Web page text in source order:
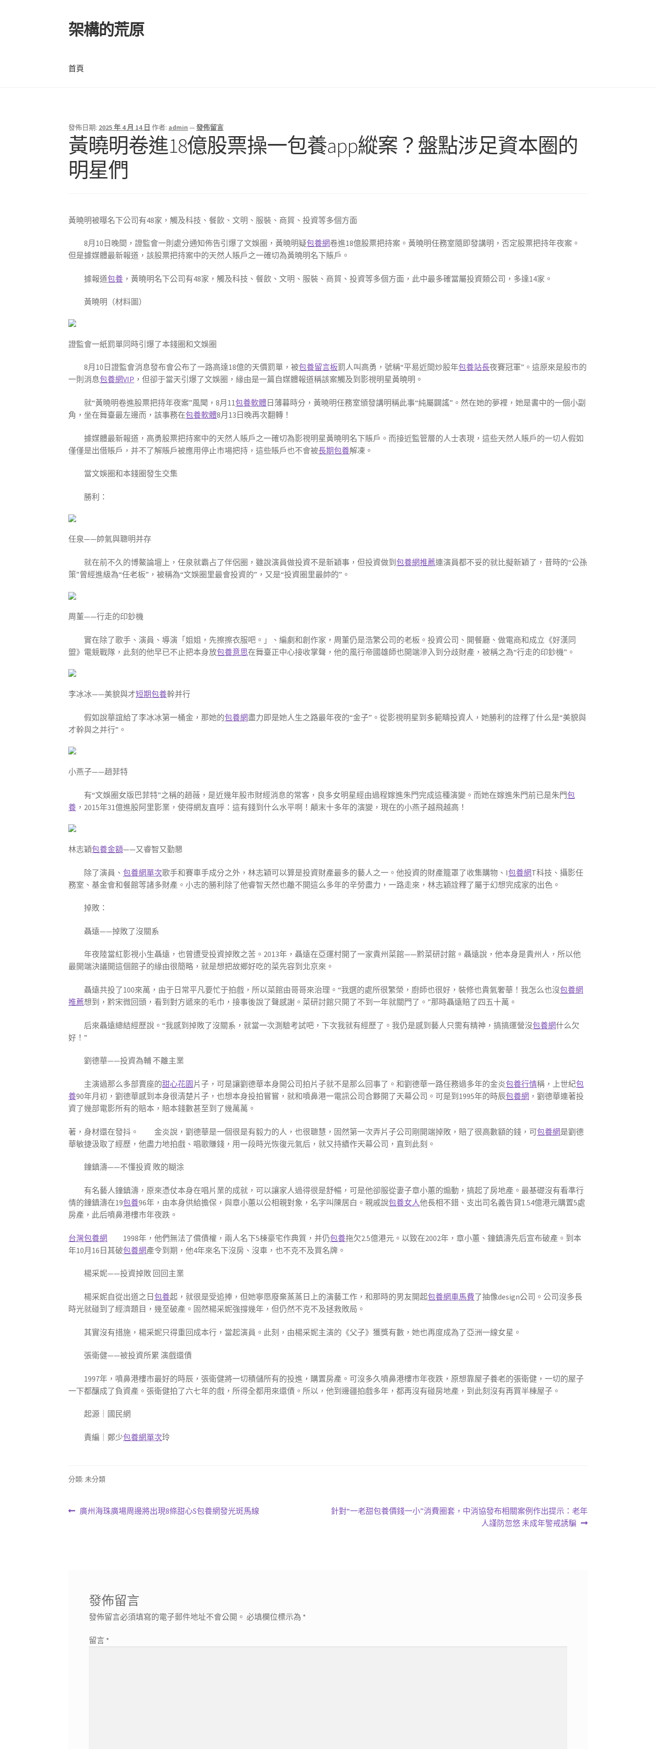
跳
至
覽
列
跳
至
要
內
架構的荒原
首頁
發佈日期: 2025 年 4 月 14 日 作者: admin —發佈留言
黃曉明卷進18億股票操一包養app縱案？盤點涉足資本圈的
明星們
黃曉明被曝名下公司有48家，觸及科技、餐飲、文明、服裝、商貿、投資等多個方面
8月10日晚間，證監會一則處分通知佈告引爆了文娛圈，黃曉明疑包養網卷進18億股票把持案。黃曉明任務室隨即發講明，否定股票把持年夜案。
但是據媒體最新報道，該股票把持案中的天然人賬戶之一確切為黃曉明名下賬戶。
據報道包養 ，黃曉明名下公司有48家，觸及科技、餐飲、文明、服裝、商貿、投資等多個方面，此中最多確當屬投資類公司，多達14家。
黃曉明（材料圖）
證監會一紙罰單同時引爆了本錢圈和文娛圈
8月10日證監會消息發布會公布了一路高達18億的天價罰單，被包養留言板罰人叫高勇，號稱“平易近間炒股年包養站長夜賽冠軍”。這原來是股市的
一則消息包養網VIP ，但卻于當天引爆了文娛圈，緣由是一篇自媒體報道稱該案觸及到影視明星黃曉明。
就“黃曉明卷進股票把持年夜案”風聞，8月11包養軟體 日薄暮時分，黃曉明任務室頒發講明稱此事“純屬闢謠”。然在她的夢裡，她是書中的一個小副
角，坐在舞臺最左邊而，該事務在包養軟體8月13日晚再次翻轉！
據媒體最新報道，高勇股票把持案中的天然人賬戶之一確切為影視明星黃曉明名下賬戶。而接近監管層的人士表現，這些天然人賬戶的一切人假如
僅僅是出借賬戶，并不了解賬戶被應用停止市場把持，這些賬戶也不會被長期包養解凍。
當文娛圈和本錢圈發生交集
勝利：
任泉——帥氣與聰明并存
就在前不久的博鰲論壇上，任泉就霸占了伴侶圈，雖說演員做投資不是新穎事，但投資做到包養網推薦連演員都不妥的就比擬新穎了，昔時的“公孫
策”曾經進級為“任老板”，被稱為“文娛圈里最會投資的”，又是“投資圈里最帥的”。
周董——行走的印鈔機
實在除了歌手、演員、導演「姐姐，先擦擦衣服吧。」、編劇和創作家，周董仍是浩繁公司的老板。投資公司、開餐廳、做電商和成立《好漢同
盟》電競戰隊，此刻的他早已不止把本身放包養意思在舞臺正中心接收掌聲，他的風行帝國雄師也開端滲入到分歧財產，被稱之為“行走的印鈔機”。
李冰冰——美貌與才短期包養幹并行
假如說華誼給了李冰冰第一桶金，那她的包養網盡力即是她人生之路最年夜的“金子”。從影視明星到多範疇投資人，她勝利的詮釋了什么是“美貌與
才幹與之并行”。
小燕子——趙菲特
有“文娛圈女版巴菲特”之稱的趙薇，是近幾年股市財經消息的常客，良多女明星經由過程嫁進朱門完成這種演變。而她在嫁進朱門前已是朱門包
養 ，2015年31億進股阿里影業，使得網友直呼：這有錢到什么水平啊！顛末十多年的演變，現在的小燕子越飛越高！
林志穎包養金額——又睿智又勤懇
除了演員、包養網單次歌手和賽車手成分之外，林志穎可以算是投資財產最多的藝人之一。他投資的財產籠罩了收集購物、I包養網T科技、攝影任
務室、基金會和餐館等諸多財產。小志的勝利除了他睿智天然也離不開這么多年的辛勞盡力，一路走來，林志穎詮釋了屬于幻想完成家的出色。
掉敗：
聶遠——掉敗了沒關系
年夜陸當紅影視小生聶遠，也曾遭受投資掉敗之苦。2013年，聶遠在亞運村開了一家貴州菜館——黔菜研討館。聶遠說，他本身是貴州人，所以他
最開端決議開這個館子的緣由很簡略，就是想把故鄉好吃的菜先容到北京來。
聶遠共投了100來萬，由于日常平凡要忙于拍戲，所以菜館由哥哥來治理。“我選的處所很繁榮，廚師也很好，裝修也貴氣奢華！我怎么也沒包養網
推薦想到，黔宋微回頭，看到對方遞來的毛巾，接事後說了聲感謝。菜研討館只開了不到一年就關門了。”那時聶遠賠了四五十萬。
后來聶遠總結經歷說。“我感到掉敗了沒關系，就當一次測驗考試吧，下次我就有經歷了。我仍是感到藝人只需有精神，搞搞運營沒包養網什么欠
好！”
劉德華——投資為輔 不離主業
主演過那么多部賣座的甜心花園 片子，可是讓劉德華本身開公司拍片子就不是那么回事了。和劉德華一路任務過多年的金炎包養行情稱，上世紀包
養90年月初，劉德華感到本身很清楚片子，也想本身投拍嘗嘗，就和噴鼻港一電訊公司合夥開了天幕公司。可是到1995年的時辰包養網 ，劉德華連著投
資了幾部電影所有的賠本，賠本錢數甚至到了幾萬萬。
著，身材還在發抖。 金炎說，劉德華是一個很是有毅力的人，也很聰慧，固然第一次弄片子公司剛開端掉敗，賠了很高數額的錢，可包養網是劉德
華敏捷汲取了經歷，他盡力地拍戲、唱歌賺錢，用一段時光恢復元氣后，就又持續作天幕公司，直到此刻。
鐘鎮濤——不懂投資 敗的糊涂
有名藝人鐘鎮濤，原來憑仗本身在唱片業的成就，可以讓家人過得很是舒暢，可是他卻服從妻子章小蕙的煽動，搞起了房地產。最基礎沒有看準行
情的鐘鎮濤在19包養96年，由本身供給擔保，與章小蕙以公相親對象，名字叫陳居白。親戚說包養女人他長相不錯、支出司名義告貸1.54億港元購置5處
房產，此后噴鼻港樓市年夜跌。
台灣包養網 1998年，他們無法了償債權，兩人名下5棟豪宅作典質，并仍包養拖欠2.5億港元。以致在2002年，章小蕙、鐘鎮濤先后宣布破產。到本
年10月16日其破包養網產令到期，他4年來名下沒房、沒車，也不克不及買名牌。
楊采妮——投資掉敗 回回主業
楊采妮自從出道之日包養起，就很是受追捧，但她寧愿廢棄蒸蒸日上的演藝工作，和那時的男友開起包養網車馬費了抽像design公司。公司沒多長
時光就碰到了經濟題目，幾至破產。固然楊采妮強撐幾年，但仍然不克不及拯救敗局。
其實沒有措施，楊采妮只得重回成本行，當起演員。此刻，由楊采妮主演的《父子》獲獎有數，她也再度成為了亞洲一線女星。
張衛健——被投資所累 演戲還債
1997年，噴鼻港樓市最好的時辰，張衛健將一切積儲所有的投進，購置房產。可沒多久噴鼻港樓市年夜跌，原想靠屋子養老的張衛健，一切的屋子
一下都釀成了負資產。張衛健拍了六七年的戲，所得全都用來還債。所以，他到邊疆拍戲多年，都再沒有碰房地產，到此刻沒有再買半棟屋子。
起源｜國民網
責編｜鄭少包養網單次玲
分類: 未分類
文上
廣州海珠廣場周邊將出現8條甜心S包養網發光斑馬線
下
針對“一老甜包養價錢一小”消費圈套，中消協發布相關案例作出提示：老年
人謹防忽悠 未成年警戒誘騙
發佈留言
發佈留言必須填寫的電子郵件地址不會公開。 必填欄位標示為 *
留言 *